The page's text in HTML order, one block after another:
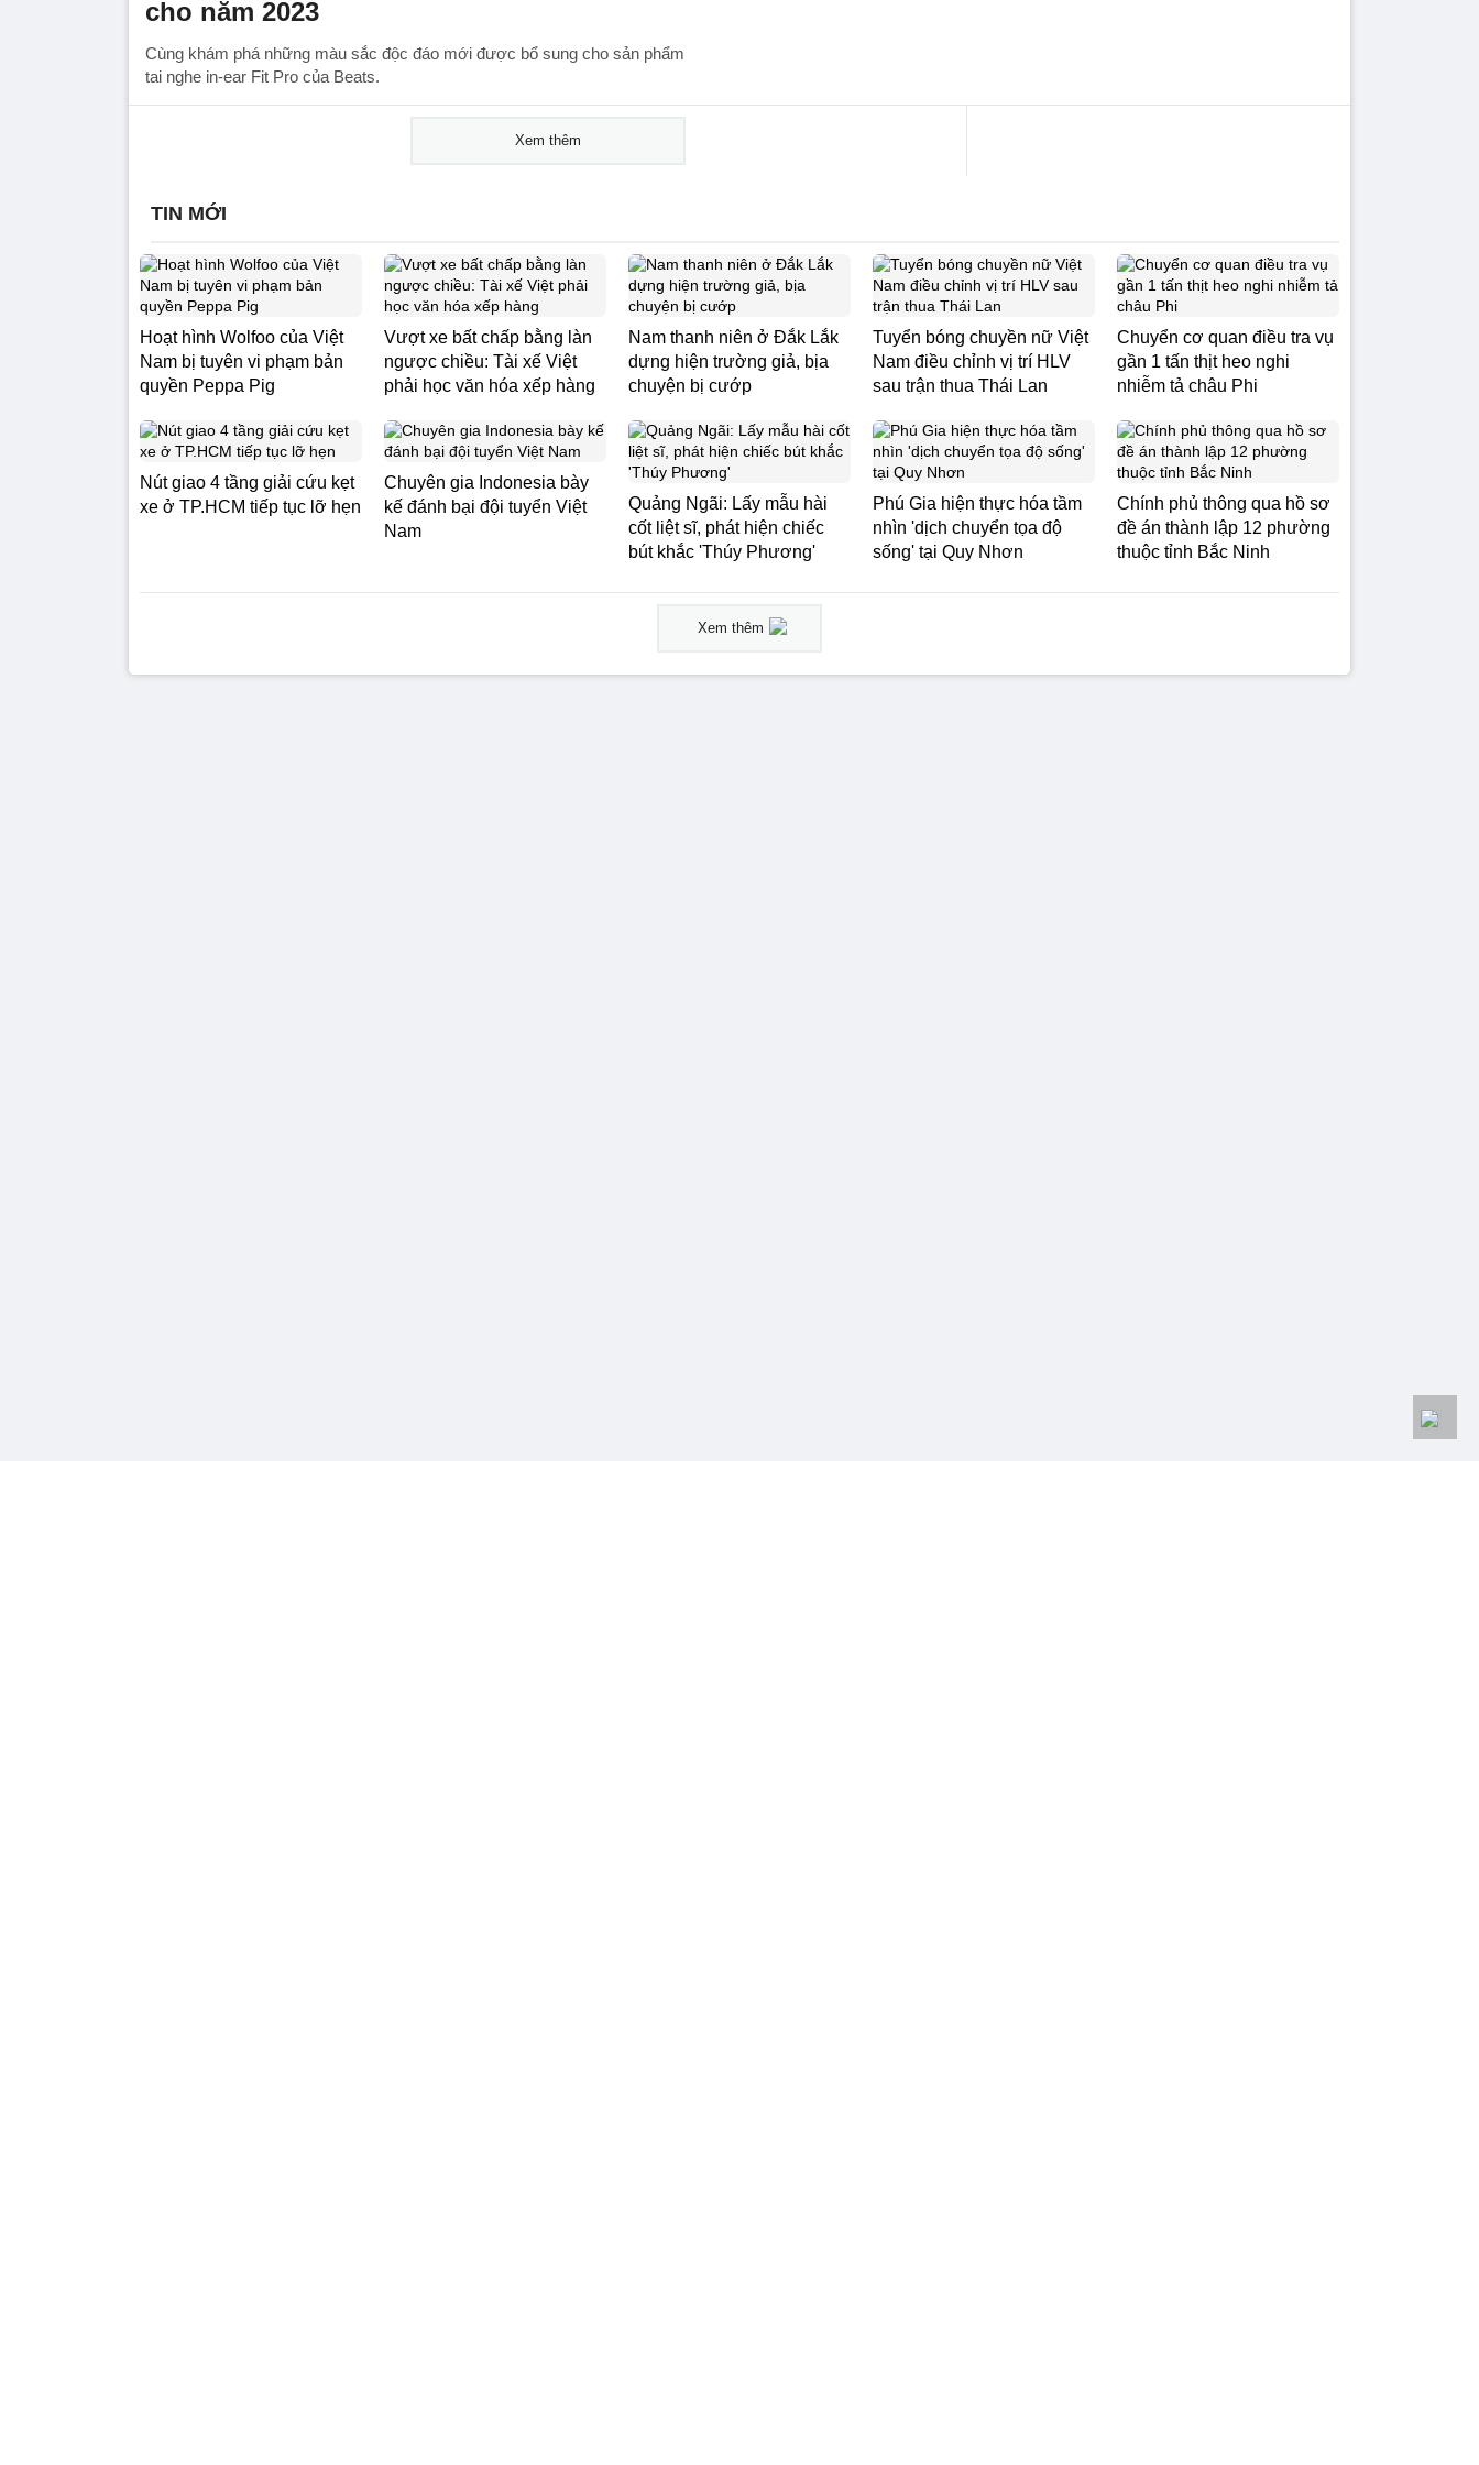
cho năm 2023
Cùng khám phá những màu sắc độc đáo mới được bổ sung cho sản phẩm
tai nghe in-ear Fit Pro của Beats.
Xem thêm
TIN MỚI
Hoạt hình Wolfoo của Việt
Nam bị tuyên vi phạm bản
quyền Peppa Pig
Vượt xe bất chấp bằng làn
ngược chiều: Tài xế Việt
phải học văn hóa xếp hàng
Nam thanh niên ở Đắk Lắk
dựng hiện trường giả, bịa
chuyện bị cướp
Tuyển bóng chuyền nữ Việt
Nam điều chỉnh vị trí HLV
sau trận thua Thái Lan
Chuyển cơ quan điều tra vụ
gần 1 tấn thịt heo nghi
nhiễm tả châu Phi
Nút giao 4 tầng giải cứu kẹt
xe ở TP.HCM tiếp tục lỡ hẹn
Chuyên gia Indonesia bày
kế đánh bại đội tuyển Việt
Nam
Quảng Ngãi: Lấy mẫu hài
cốt liệt sĩ, phát hiện chiếc
bút khắc 'Thúy Phương'
Phú Gia hiện thực hóa tầm
nhìn 'dịch chuyển tọa độ
sống' tại Quy Nhơn
Chính phủ thông qua hồ sơ
đề án thành lập 12 phường
thuộc tỉnh Bắc Ninh
Xem thêm